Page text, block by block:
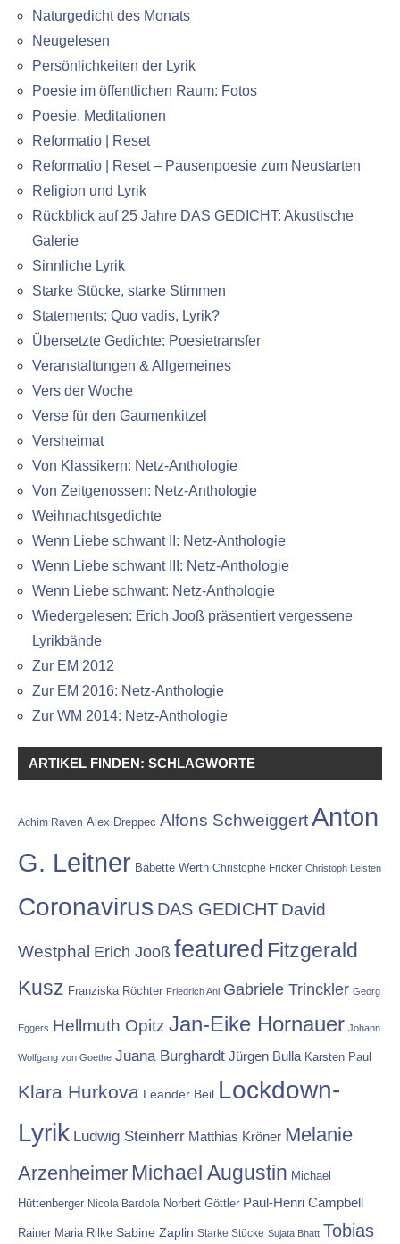
Naturgedicht des Monats
Neugelesen
Persönlichkeiten der Lyrik
Poesie im öffentlichen Raum: Fotos
Poesie. Meditationen
Reformatio | Reset
Reformatio | Reset – Pausenpoesie zum Neustarten
Religion und Lyrik
Rückblick auf 25 Jahre DAS GEDICHT: Akustische
Galerie
Sinnliche Lyrik
Starke Stücke, starke Stimmen
Statements: Quo vadis, Lyrik?
Übersetzte Gedichte: Poesietransfer
Veranstaltungen & Allgemeines
Vers der Woche
Verse für den Gaumenkitzel
Versheimat
Von Klassikern: Netz-Anthologie
Von Zeitgenossen: Netz-Anthologie
Weihnachtsgedichte
Wenn Liebe schwant II: Netz-Anthologie
Wenn Liebe schwant III: Netz-Anthologie
Wenn Liebe schwant: Netz-Anthologie
Wiedergelesen: Erich Jooß präsentiert vergessene
Lyrikbände
Zur EM 2012
Zur EM 2016: Netz-Anthologie
Zur WM 2014: Netz-Anthologie
ARTIKEL FINDEN: SCHLAGWORTE
Achim Raven Alex Dreppec Alfons SchweiggertAnton
G. Leitner Babette Werth Christophe Fricker Christoph Leisten
Coronavirus DAS GEDICHT David
Westphal Erich Jooß featured Fitzgerald
Kusz Franziska Röchter Friedrich Ani Gabriele Trinckler Georg
Eggers Hellmuth Opitz Jan-Eike Hornauer Johann
Wolfgang von Goethe Juana Burghardt Jürgen Bulla Karsten Paul
Klara Hurkova Leander Beil Lockdown-
Lyrik Ludwig Steinherr Matthias Kröner Melanie
Arzenheimer Michael Augustin Michael
Hüttenberger Nicola Bardola Norbert Göttler Paul-Henri Campbell
Rainer Maria Rilke Sabine Zaplin Starke Stücke Sujata Bhatt Tobias